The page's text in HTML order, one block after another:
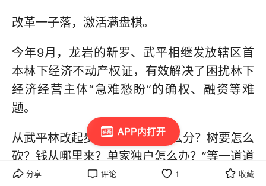
APP内打开
改革一子落，激活满盘棋。
今年9月，龙岩的新罗、武平相继发放辖区首
本林下经济不动产权证，有效解决了困扰林下
经济经营主体“急难愁盼”的确权、融资等难
题。
从武平林改起步，围绕“山要怎么分？树要怎么
砍？钱从哪里来？单家独户怎么办？”等一道道
新难题，改革不断驶向深处：在全国率先开展
分享 评论 1 收藏